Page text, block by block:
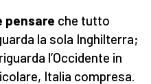
pensare che tutto
la sola Inghilterra;
l’Occidente in
Italia compresa.